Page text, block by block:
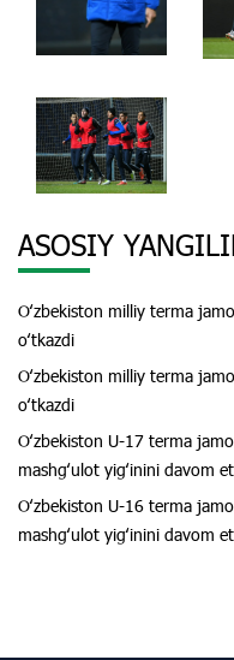
ASOSIY
Oʻzbekiston milliy terma
oʻtkazdi
Oʻzbekiston milliy terma
oʻtkazdi
Oʻzbekiston U-17 terma
mashgʻulot yigʻinini davom
Oʻzbekiston U-16 terma
mashgʻulot yigʻinini davom